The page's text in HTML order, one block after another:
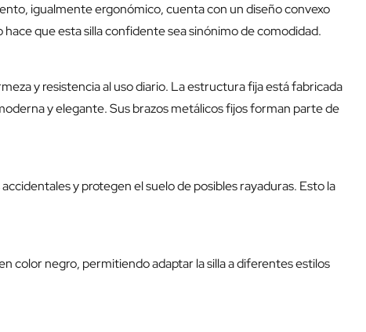
igualmente ergonómico, cuenta con un diseño convexo
que esta silla confidente sea sinónimo de comodidad.
y resistencia al uso diario. La estructura fija está fabricada
y elegante. Sus brazos metálicos fijos forman parte de
y protegen el suelo de posibles rayaduras. Esto la
color negro, permitiendo adaptar la silla a diferentes estilos